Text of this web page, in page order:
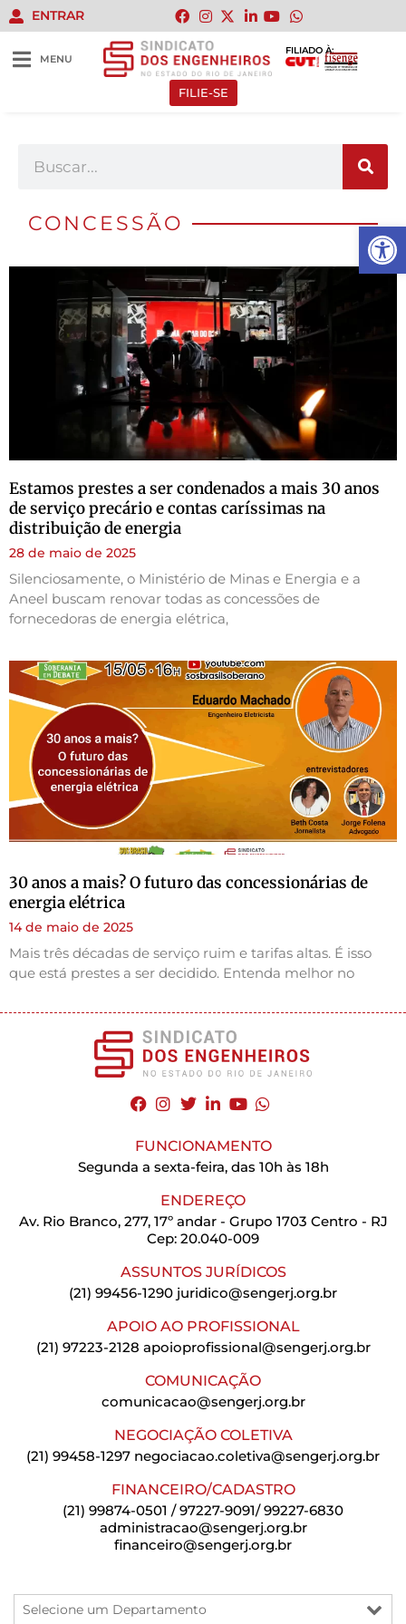
Abrir
ENTRAR
MENU
FILIADO À:
FILIE-SE
CONCESSÃO
Estamos prestes a ser condenados a mais 30 anos
de serviço precário e contas caríssimas na
distribuição de energia
28 de maio de 2025
Silenciosamente, o Ministério de Minas e Energia e a
Aneel buscam renovar todas as concessões de
fornecedoras de energia elétrica,
️️30 anos a mais? O futuro das concessionárias de
energia elétrica
14 de maio de 2025
Mais três décadas de serviço ruim e tarifas altas. É isso
que está prestes a ser decidido. Entenda melhor no
FUNCIONAMENTO
Segunda a sexta-feira, das 10h às 18h
ENDEREÇO
Av. Rio Branco, 277, 17º andar - Grupo 1703 Centro - RJ
Cep: 20.040-009
ASSUNTOS JURÍDICOS
(21) 99456-1290 juridico@sengerj.org.br
APOIO AO PROFISSIONAL
(21) 97223-2128 apoioprofissional@sengerj.org.br
COMUNICAÇÃO
comunicacao@sengerj.org.br
NEGOCIAÇÃO COLETIVA
(21) 99458-1297 negociacao.coletiva@sengerj.org.br
FINANCEIRO/CADASTRO
(21) 99874-0501 / 97227-9091/ 99227-6830
administracao@sengerj.org.br
financeiro@sengerj.org.br